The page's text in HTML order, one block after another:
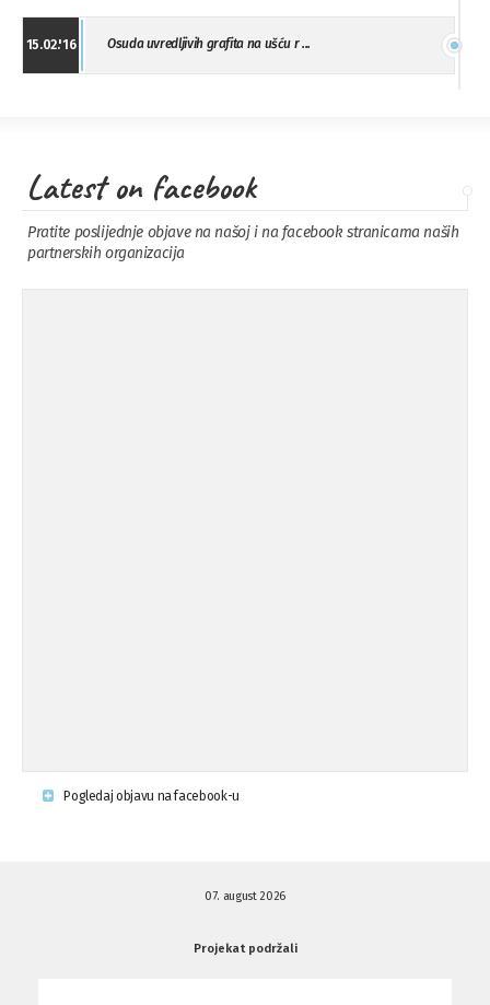
15.02.'16 Osuda uvredljivih grafita na ušću r ...
13.11.'15 Osuda napada u Drvaru
Pe ...
Latest on facebook
Pratite poslijednje objave na našoj i na facebook stranicama naših
partnerskih organizacija
Pogledaj objavu na facebook-u
07. august 2026
Projekat podržali